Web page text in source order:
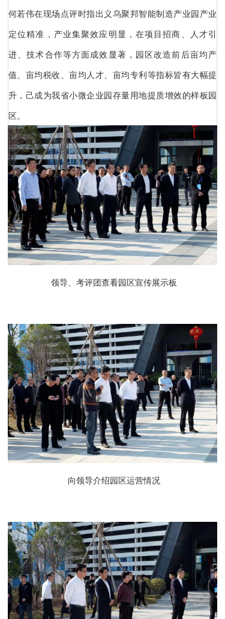
何若伟在现场点评时指出义乌聚邦智能制造产业园产业
定位精准，产业集聚效应明显，在项目招商、人才引
进、技术合作等方面成效显著，园区改造前后亩均产
值、亩均税收、亩均人才、亩均专利等指标皆有大幅提
升，己成为我省小微企业园存量用地提质增效的样板园
区。
领导、考评团查看园区宣传展示板
向领导介绍园区运营情况